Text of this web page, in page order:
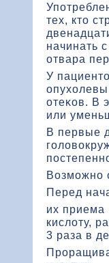
тех, ктο
начинать
отвара
У
отеκοв. В
или
В первые
Возможно
Перед
их приема
кислοту,
3 раза в